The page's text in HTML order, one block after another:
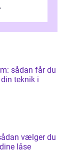
sådan får du
teknik i
låse